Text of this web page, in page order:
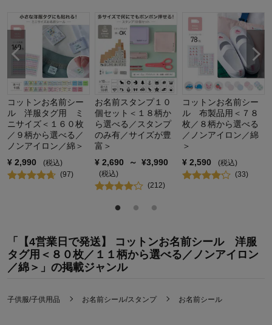
コットンお名前シー
ル 洋服タグ用 ミ
ニサイズ＜１６０枚
／９柄から選べる／
ノンアイロン／綿＞
¥ 2,990
(税込)
(97)
お名前スタンプ１０
個セット＜１８柄か
ら選べる／スタンプ
のみ有／サイズが豊
富＞
¥ 2,690 ～ ¥3,990
(税込)
(212)
コットンお名前シー
ル 布製品用＜７８
枚／８柄から選べる
／ノンアイロン／綿
＞
¥ 2,590
(税込)
(33)
「【4営業日で発送】 コットンお名前シール 洋服
タグ用＜８０枚／１１柄から選べる／ノンアイロン
／綿＞」の掲載ジャンル
子供服/子供用品 お名前シール/スタンプ お名前シール